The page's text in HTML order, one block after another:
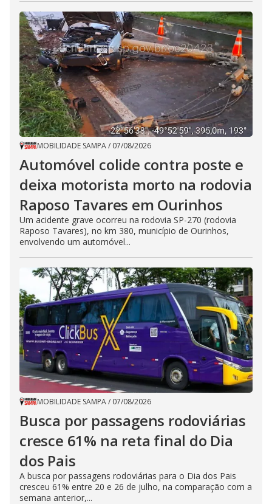
MOBILIDADE SAMPA/ 07/08/2026
Automóvel colide contra poste e
deixa motorista morto na rodovia
Raposo Tavares em Ourinhos
Um acidente grave ocorreu na rodovia SP-270 (rodovia
Raposo Tavares), no km 380, município de Ourinhos,
envolvendo um automóvel...
MOBILIDADE SAMPA/ 07/08/2026
Busca por passagens rodoviárias
cresce 61% na reta final do Dia
dos Pais
A busca por passagens rodoviárias para o Dia dos Pais
cresceu 61% entre 20 e 26 de julho, na comparação com a
semana anterior,...